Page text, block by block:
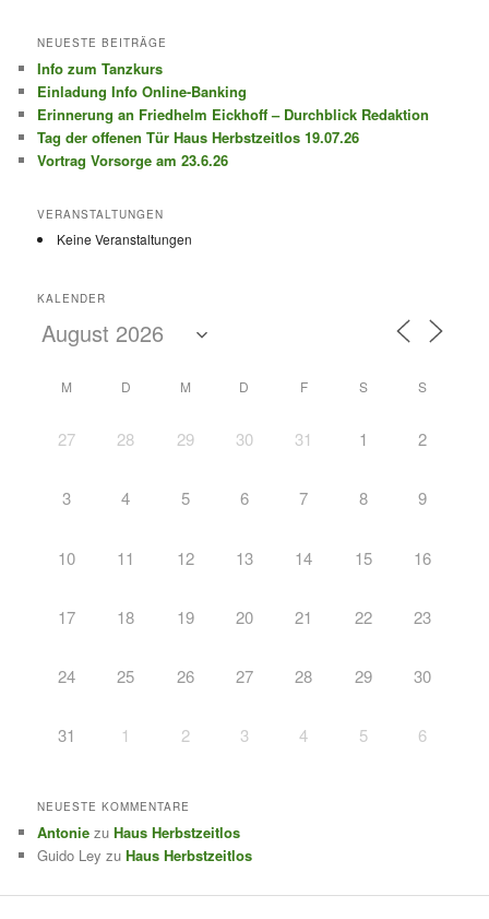
NEUESTE BEITRÄGE
Info zum Tanzkurs
Einladung Info Online-Banking
Erinnerung an Friedhelm Eickhoff – Durchblick Redaktion
Tag der offenen Tür Haus Herbstzeitlos 19.07.26
Vortrag Vorsorge am 23.6.26
VERANSTALTUNGEN
Keine Veranstaltungen
KALENDER
M D M D F S S
27 28 29 30 31 1 2
3 4 5 6 7 8 9
10 11 12 13 14 15 16
17 18 19 20 21 22 23
24 25 26 27 28 29 30
31 1 2 3 4 5 6
NEUESTE KOMMENTARE
Antonie zuHaus Herbstzeitlos
Guido Ley zuHaus Herbstzeitlos